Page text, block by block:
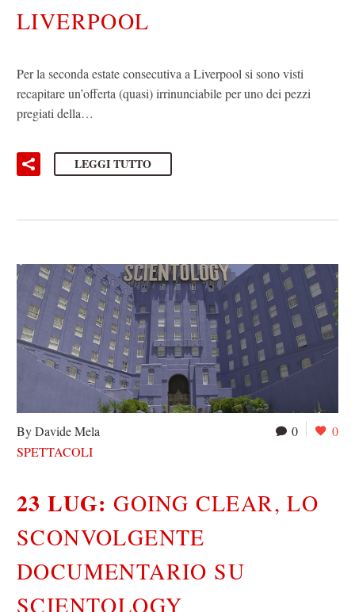
LIVERPOOL
Per la seconda estate consecutiva a Liverpool si sono visti
recapitare un’offerta (quasi) irrinunciabile per uno dei pezzi
pregiati della…
LEGGI TUTTO
0 0
By Davide Mela
SPETTACOLI
23 LUG: GOING CLEAR, LO
SCONVOLGENTE
DOCUMENTARIO SU
SCIENTOLOGY